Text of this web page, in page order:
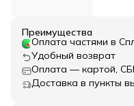
Преимущества
Оплата частями в
Удобный возврат
Оплата — картой,
Доставка в пункты